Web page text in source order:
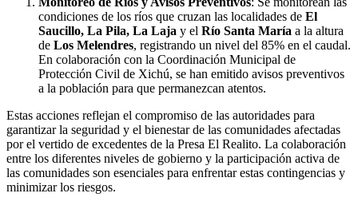
condiciones de los ríos que cruzan las localidades de El
Saucillo, La Pila, La Laja y el Río Santa María a la altura
de Los Melendres, registrando un nivel del 85% en el caudal.
En colaboración con la Coordinación Municipal de
Protección Civil de Xichú, se han emitido avisos preventivos
a la población para que permanezcan atentos.
Estas acciones reflejan el compromiso de las autoridades para
garantizar la seguridad y el bienestar de las comunidades afectadas
por el vertido de excedentes de la Presa El Realito. La colaboración
entre los diferentes niveles de gobierno y la participación activa de
las comunidades son esenciales para enfrentar estas contingencias y
minimizar los riesgos.